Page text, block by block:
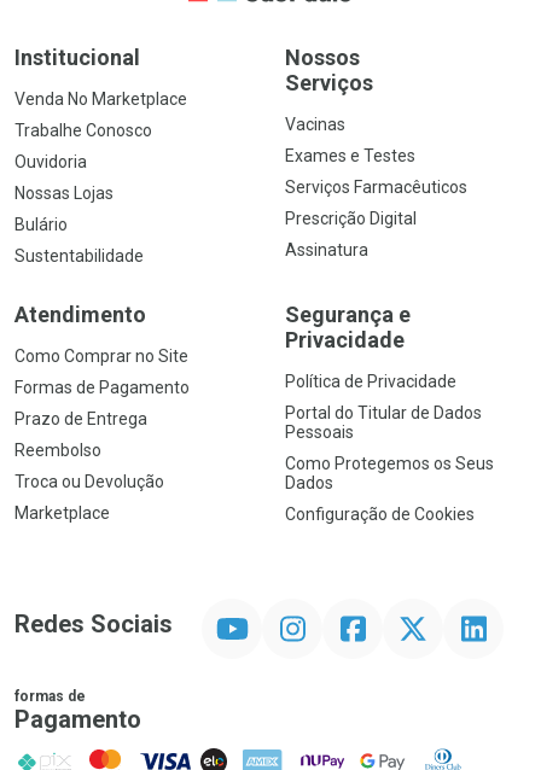
Institucional
Venda No Marketplace
Trabalhe Conosco
Ouvidoria
Nossas Lojas
Bulário
Sustentabilidade
Nossos
Serviços
Vacinas
Exames e Testes
Serviços Farmacêuticos
Prescrição Digital
Assinatura
Atendimento
Como Comprar no Site
Formas de Pagamento
Prazo de Entrega
Reembolso
Troca ou Devolução
Marketplace
Segurança e
Privacidade
Política de Privacidade
Portal do Titular de Dados
Pessoais
Como Protegemos os Seus
Dados
Configuração de Cookies
Redes Sociais InstagramFacebookTwitter Linkedin
formas de
Pagamento
PIX MasterCard
VISA ELO AMEX NuPay Google PayDiners Club